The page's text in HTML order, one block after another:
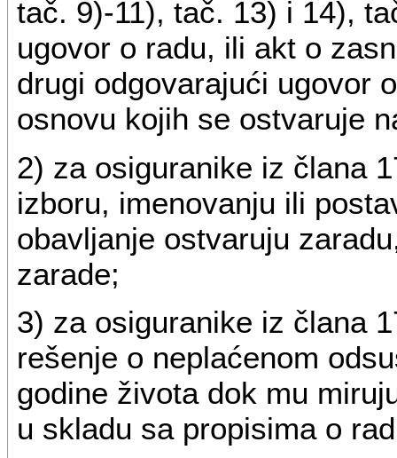
tač. 9)-11), tač. 13) i 14),
ugovor o radu, ili akt o
drugi odgovarajući ugovor
osnovu kojih se ostvaruje
2) za osiguranike iz člana
izboru, imenovanju ili
obavljanje ostvaruju
zarade;
3) za osiguranike iz člana
rešenje o neplaćenom
godine života dok mu
u skladu sa propisima o